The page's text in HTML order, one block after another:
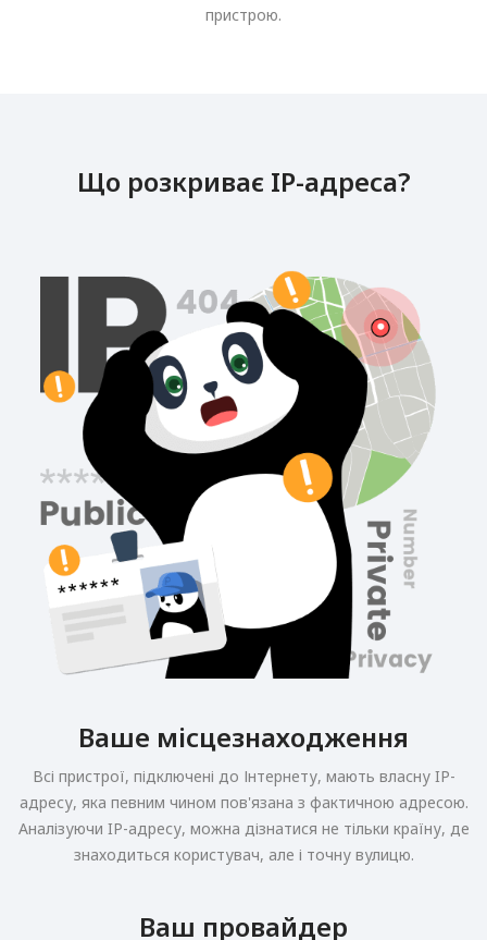
пристрою.
Що розкриває IP-адреса?
Ваше місцезнаходження
Всі пристрої, підключені до Інтернету, мають власну IP-
адресу, яка певним чином пов'язана з фактичною адресою.
Аналізуючи IP-адресу, можна дізнатися не тільки країну, де
знаходиться користувач, але і точну вулицю.
Ваш провайдер